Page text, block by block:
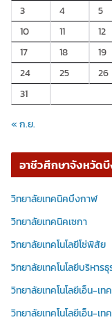
3
4 5
10
11 12
17
18 19
24
25 26
31
« ก.ย.
อาชีวศึกษาจังหวัด
วิทยาลัยเทคนิคบึงกาฬ
วิทยาลัยเทคนิคเซกา
วิทยาลัยเทคโนโลยีโซ่พิสัย
วิทยาลัยเทคโนโลยีบริหาร
วิทยาลัยเทคโนโลยีเอ็น-เ
วิทยาลัยเทคโนโลยีเอ็น-เ